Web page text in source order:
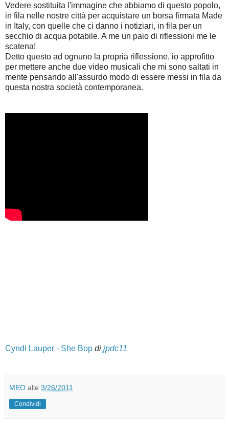
Vedere sostituita l'immagine che abbiamo di questo popolo,
in fila nelle nostre città per acquistare un borsa firmata Made
in Italy, con quelle che ci danno i notiziari, in fila per un
secchio di acqua potabile. A me un paio di riflessioni me le
scatena!
Detto questo ad ognuno la propria riflessione, io approfitto
per mettere anche due video musicali che mi sono saltati in
mente pensando all'assurdo modo di essere messi in fila da
questa nostra società contemporanea.
Cyndi Lauper - She Bop di jpdc11
MEO alle 3/26/2011
Condividi